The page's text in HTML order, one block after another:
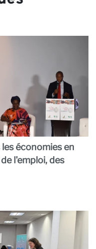
économies en
l'emploi, des